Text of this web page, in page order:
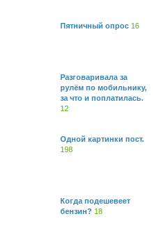
Пятничный опрос 16
Разговаривала за
рулём по мобильнику,
за что и поплатилась.
12
Одной картинки пост.
198
Когда подешевеет
бензин? 18